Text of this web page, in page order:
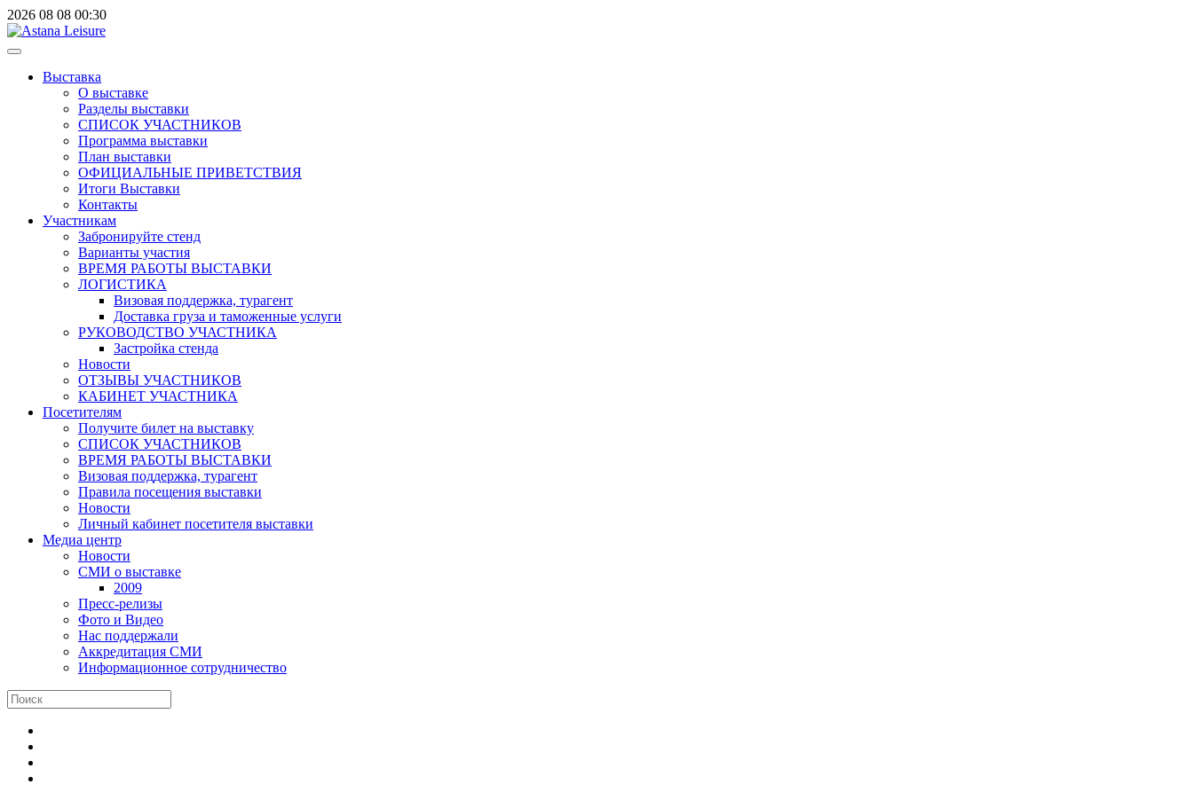
2026 08 08 00:30
Выставка
О выставке
Разделы выставки
СПИСОК УЧАСТНИКОВ
Программа выставки
План выставки
ОФИЦИАЛЬНЫЕ ПРИВЕТСТВИЯ
Итоги Выставки
Контакты
Участникам
Забронируйте стенд
Варианты участия
ВРЕМЯ РАБОТЫ ВЫСТАВКИ
ЛОГИСТИКА
Визовая поддержка, турагент
Доставка груза и таможенные услуги
РУКОВОДСТВО УЧАСТНИКА
Застройка стенда
Новости
ОТЗЫВЫ УЧАСТНИКОВ
КАБИНЕТ УЧАСТНИКА
Посетителям
Получите билет на выставку
СПИСОК УЧАСТНИКОВ
ВРЕМЯ РАБОТЫ ВЫСТАВКИ
Визовая поддержка, турагент
Правила посещения выставки
Новости
Личный кабинет посетителя выставки
Медиа центр
Новости
СМИ о выставке
2009
Пресс-релизы
Фото и Видео
Нас поддержали
Аккредитация СМИ
Информационное сотрудничество